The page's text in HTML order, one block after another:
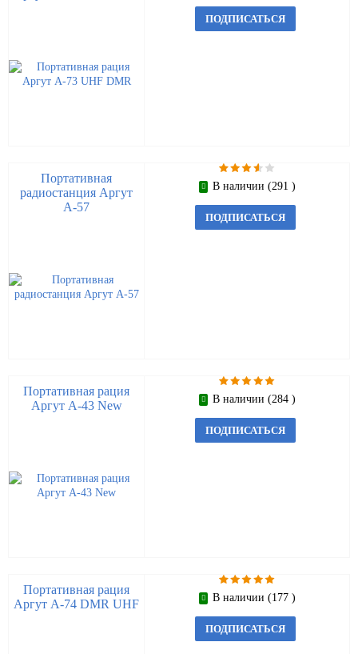
ПОДПИСАТЬСЯ
Портативная
радиостанция Аргут
А-57
В наличии (291 )
ПОДПИСАТЬСЯ
Портативная рация
Аргут А-43 New
В наличии (284 )
ПОДПИСАТЬСЯ
Портативная рация
Аргут А-74 DMR UHF
В наличии (177 )
ПОДПИСАТЬСЯ